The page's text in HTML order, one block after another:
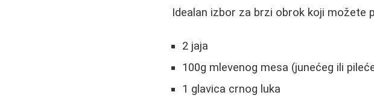
Idealan izbor za brzi obrok koji možete
2 jaja
100g mlevenog mesa (junećeg ili
1 glavica crnog luka